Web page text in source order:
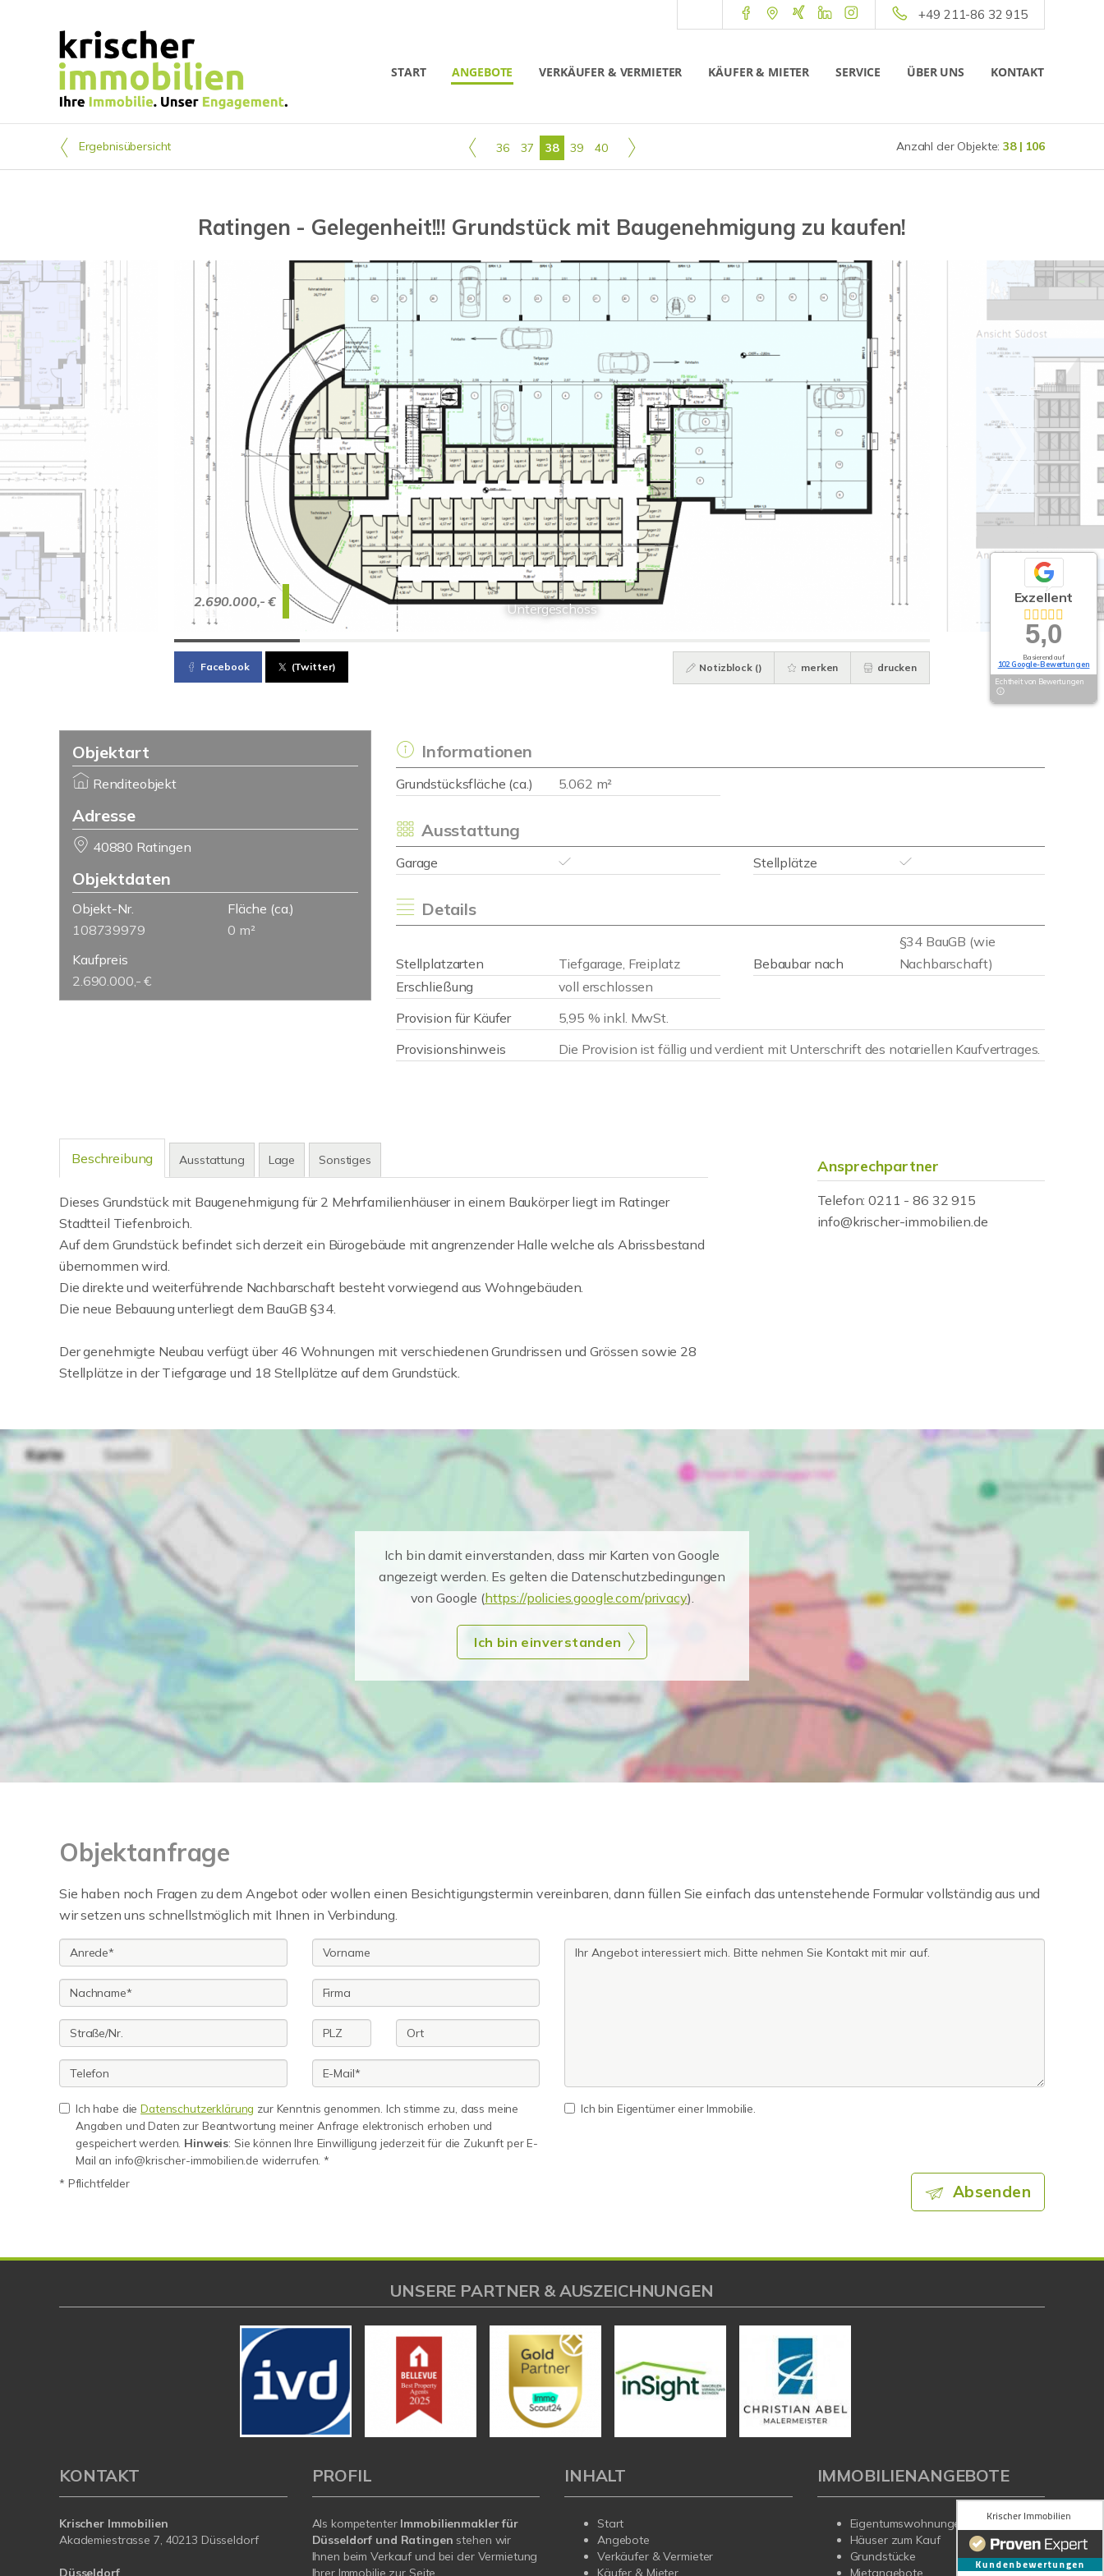
+49 211-86 32 915
START ANGEBOTE VERKÄUFER & VERMIETER KÄUFER & MIETER SERVICE ÜBER UNS KONTAKT
Ergebnisübersicht 36 37 38 39 40 Anzahl der Objekte:38 | 106
Ratingen - Gelegenheit!!! Grundstück mit Baugenehmigung zu kaufen!
Untergeschoss
2.690.000,- €
Facebook (Twitter) Notizblock () merken drucken
Objektart
Renditeobjekt
Adresse
40880 Ratingen
Objektdaten
Objekt-Nr.
108739979
Fläche (ca.)
0 m²
Kaufpreis
2.690.000,- €
Informationen
Grundstücksfläche (ca.) 5.062 m²
Ausstattung
Garage Stellplätze
Details
Stellplatzarten Tiefgarage, Freiplatz Bebaubar nach
§34 BauGB (wie
Nachbarschaft)
Erschließung
voll erschlossen
Provision für Käufer
5,95 % inkl. MwSt.
Provisionshinweis
Die Provision ist fällig und verdient mit Unterschrift des notariellen Kaufvertrages.
Beschreibung Ausstattung Lage Sonstiges
Dieses Grundstück mit Baugenehmigung für 2 Mehrfamilienhäuser in einem Baukörper liegt im Ratinger
Stadtteil Tiefenbroich.
Auf dem Grundstück befindet sich derzeit ein Bürogebäude mit angrenzender Halle welche als Abrissbestand
übernommen wird.
Die direkte und weiterführende Nachbarschaft besteht vorwiegend aus Wohngebäuden.
Die neue Bebauung unterliegt dem BauGB §34.
Der genehmigte Neubau verfügt über 46 Wohnungen mit verschiedenen Grundrissen und Grössen sowie 28
Stellplätze in der Tiefgarage und 18 Stellplätze auf dem Grundstück.
Ansprechpartner
Telefon: 0211 - 86 32 915
info@krischer-immobilien.de
Ich bin damit einverstanden, dass mir Karten von Google
angezeigt werden. Es gelten die Datenschutzbedingungen
von Google (https://policies.google.com/privacy).
Ich bin einverstanden
Objektanfrage
Sie haben noch Fragen zu dem Angebot oder wollen einen Besichtigungstermin vereinbaren, dann füllen Sie einfach das untenstehende Formular vollständig aus und
wir setzen uns schnellstmöglich mit Ihnen in Verbindung.
Ich habe dieDatenschutzerklärung zur Kenntnis genommen. Ich stimme zu, dass meine
Angaben und Daten zur Beantwortung meiner Anfrage elektronisch erhoben und
gespeichert werden. Hinweis: Sie können Ihre Einwilligung jederzeit für die Zukunft per E-
Mail an info@krischer-immobilien.de widerrufen. *
Ich bin Eigentümer einer Immobilie.
* Pflichtfelder Absenden
Exzellent
5,0
Basierend auf
102 Google-Bewertungen
Echtheit von Bewertungen
UNSERE PARTNER & AUSZEICHNUNGEN
KONTAKT
Krischer Immobilien
Akademiestrasse 7, 40213 Düsseldorf
Düsseldorf
PROFIL
Als kompetenter Immobilienmakler für
Düsseldorf und Ratingen stehen wir
Ihnen beim Verkauf und bei der Vermietung
Ihrer Immobilie zur Seite.
INHALT
Start
Angebote
Verkäufer & Vermieter
Käufer & Mieter
IMMOBILIENANGEBOTE
Eigentumswohnungen
Häuser zum Kauf
Grundstücke
Mietangebote